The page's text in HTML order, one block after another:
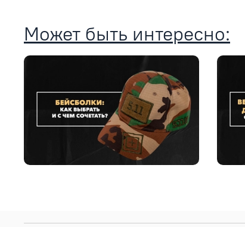
Может быть интересно: